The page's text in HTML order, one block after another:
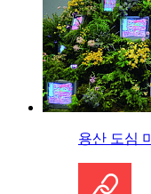
용산 도심